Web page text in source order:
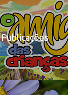
Publicações